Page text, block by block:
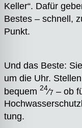
Kel­ler“. Dafür
Bes­tes – schnell,
Punkt.
Und das Bes­te:
um die Uhr.
bequem 24⁄7 – ob
tung.